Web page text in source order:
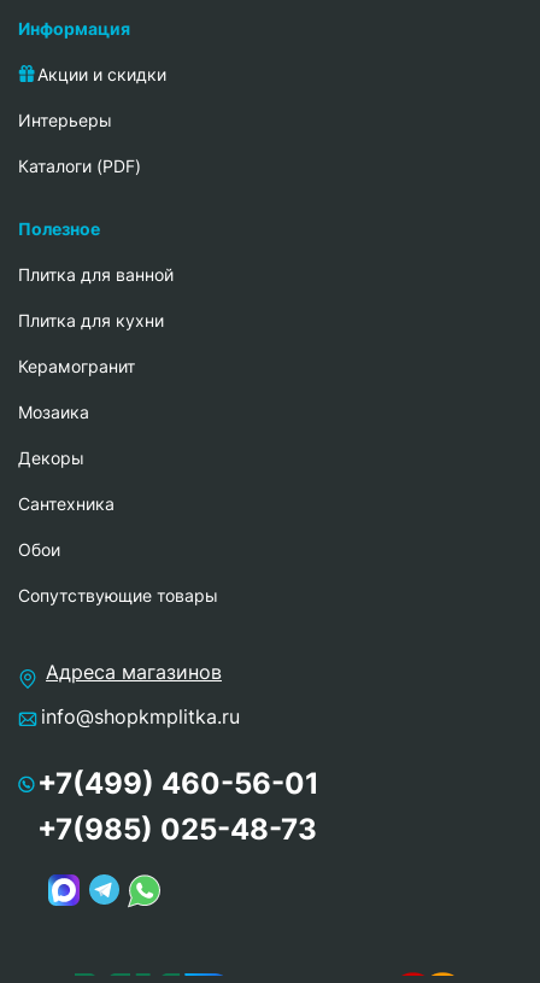
Информация
Акции и скидки
Интерьеры
Каталоги (PDF)
Полезное
Плитка для ванной
Плитка для кухни
Керамогранит
Мозаика
Декоры
Сантехника
Обои
Сопутствующие товары
Адреса магазинов
info@shopkmplitka.ru
+7(499) 460-56-01
+7(985) 025-48-73